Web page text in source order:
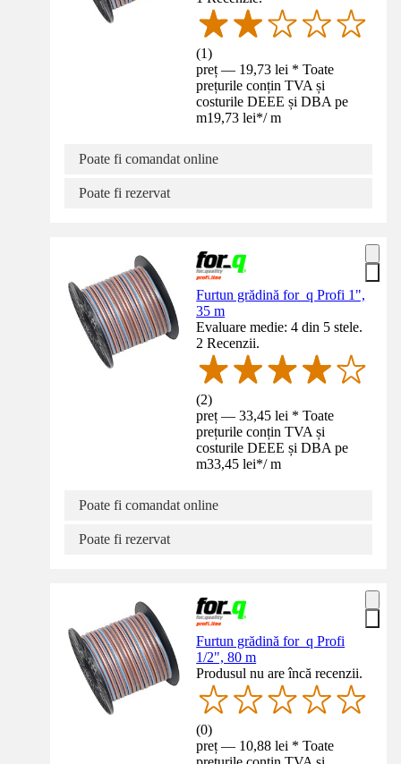
(1)
preț — 19,73 lei * Toate
prețurile conțin TVA și
costurile DEEE și DBA pe
m19,73 lei*/ m
Poate fi comandat online
Poate fi rezervat
Furtun grădină for_q Profi 1",
35 m
Evaluare medie: 4 din 5 stele.
2 Recenzii.
(2)
preț — 33,45 lei * Toate
prețurile conțin TVA și
costurile DEEE și DBA pe
m33,45 lei*/ m
Poate fi comandat online
Poate fi rezervat
Furtun grădină for_q Profi
1/2", 80 m
Produsul nu are încă recenzii.
(0)
preț — 10,88 lei * Toate